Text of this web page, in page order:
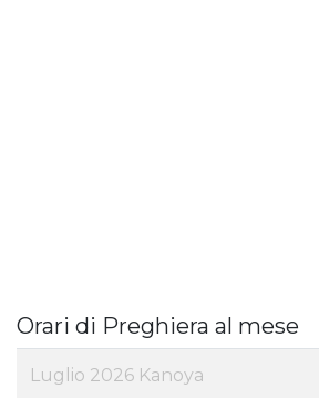
Orari di Preghiera al mese
Luglio 2026 Kanoya